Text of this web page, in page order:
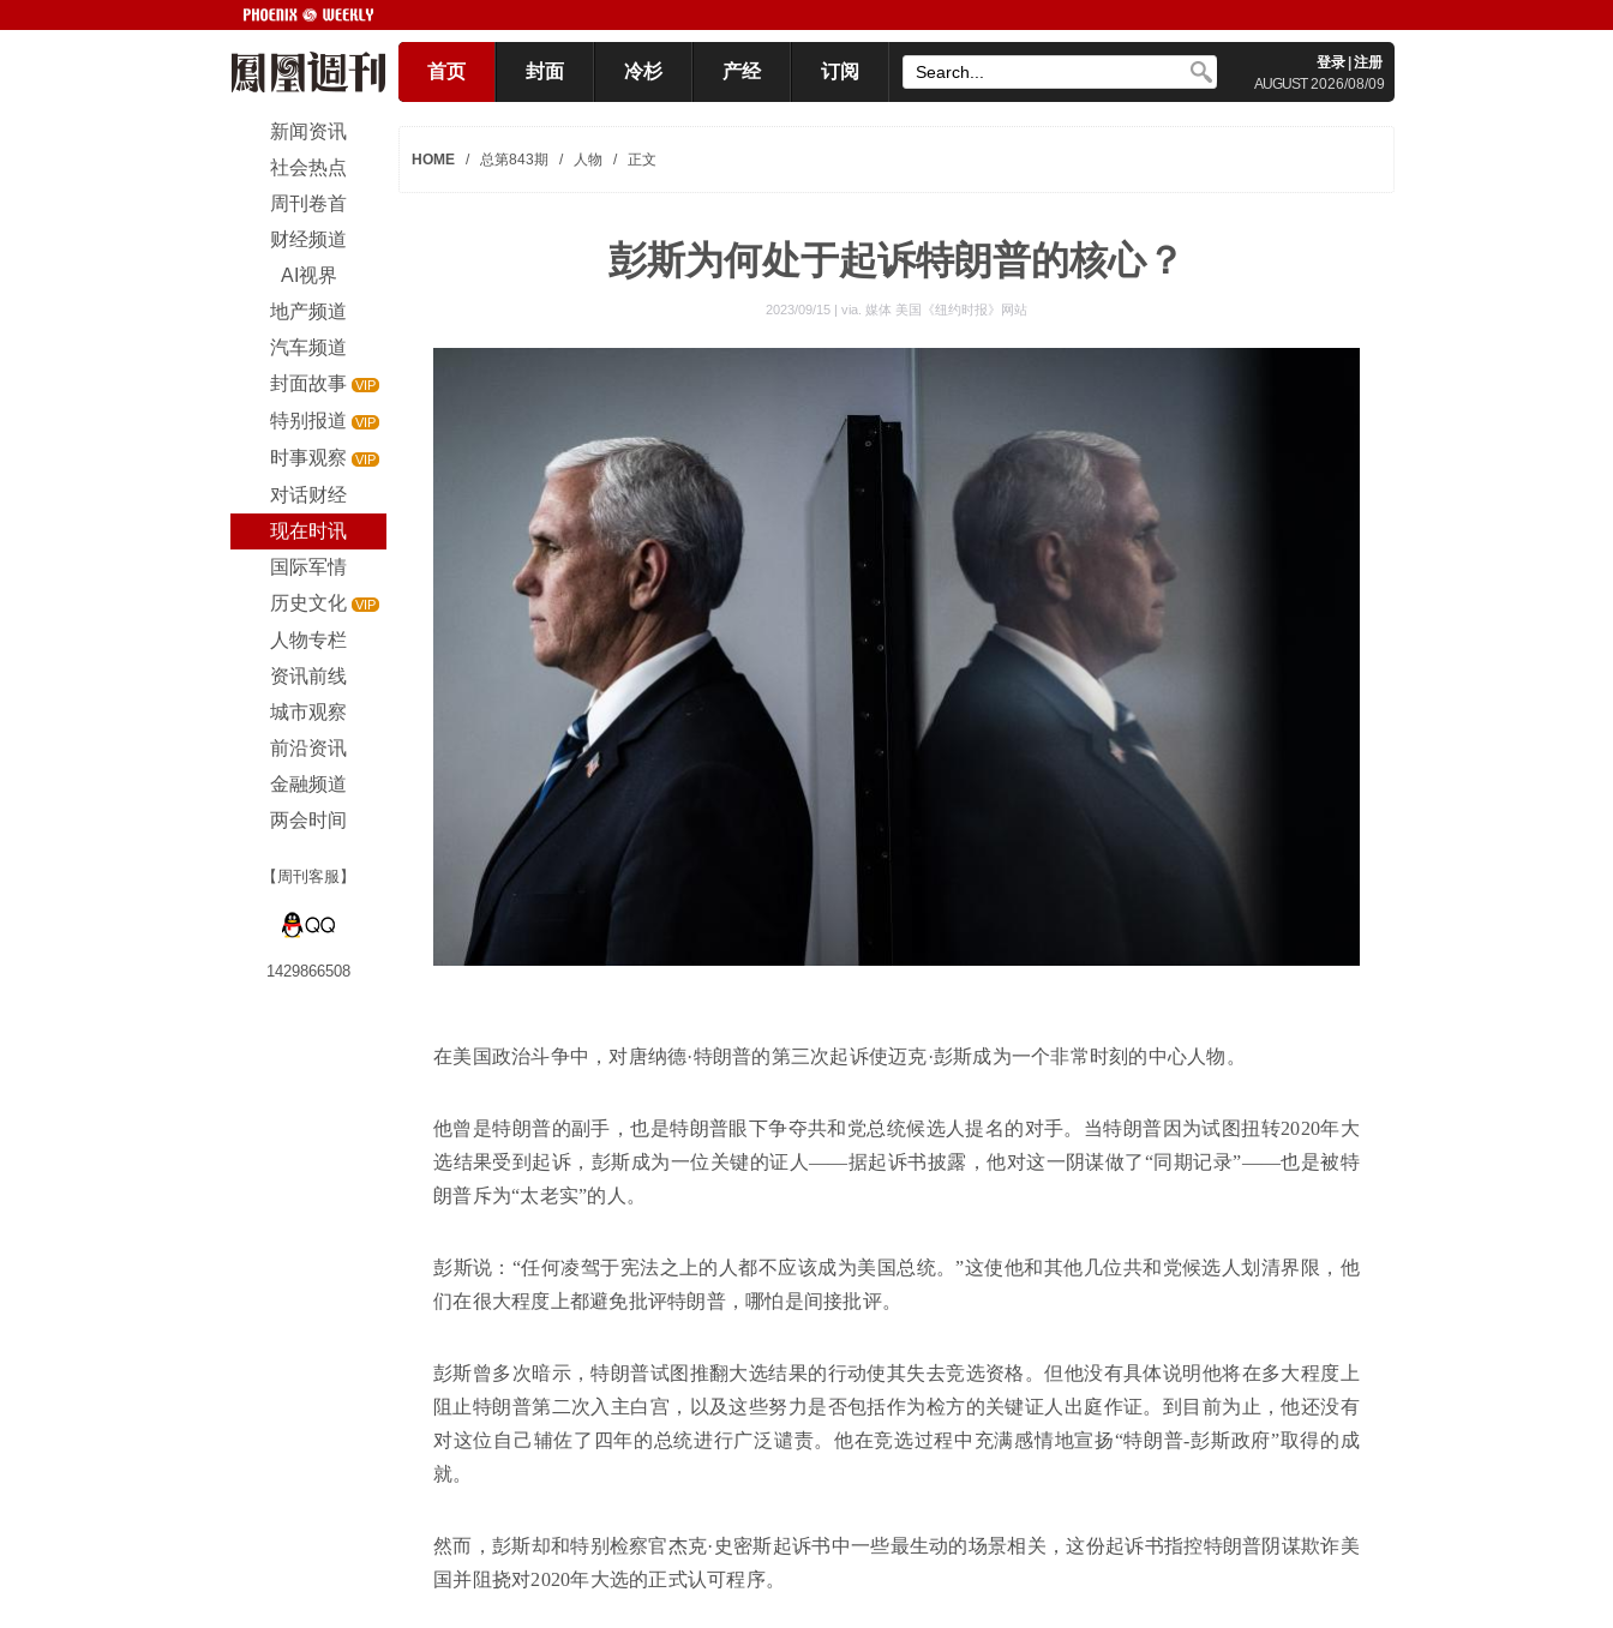
首页 封面 冷杉 产经 订阅 登录 注册
AUGUST2026/08/09
新闻资讯
社会热点
周刊卷首
财经频道
AI视界
地产频道
汽车频道
封面故事 VIP
特别报道 VIP
时事观察 VIP
对话财经
现在时讯
国际军情
历史文化 VIP
人物专栏
资讯前线
城市观察
前沿资讯
金融频道
两会时间
【周刊客服】
1429866508
HOME / 总第843期 / 人物 / 正文
彭斯为何处于起诉特朗普的核心？
2023/09/15 | via. 媒体 美国《纽约时报》网站
在美国政治斗争中，对唐纳德·特朗普的第三次起诉使迈克·彭斯成为一个非常时刻的中心人物。
他曾是特朗普的副手，也是特朗普眼下争夺共和党总统候选人提名的对手。当特朗普因为试图扭转2020年大
选结果受到起诉，彭斯成为一位关键的证人——据起诉书披露，他对这一阴谋做了“同期记录”——也是被特
朗普斥为“太老实”的人。
彭斯说：“任何凌驾于宪法之上的人都不应该成为美国总统。”这使他和其他几位共和党候选人划清界限，他
们在很大程度上都避免批评特朗普，哪怕是间接批评。
彭斯曾多次暗示，特朗普试图推翻大选结果的行动使其失去竞选资格。但他没有具体说明他将在多大程度上
阻止特朗普第二次入主白宫，以及这些努力是否包括作为检方的关键证人出庭作证。到目前为止，他还没有
对这位自己辅佐了四年的总统进行广泛谴责。他在竞选过程中充满感情地宣扬“特朗普-彭斯政府”取得的成
就。
然而，彭斯却和特别检察官杰克·史密斯起诉书中一些最生动的场景相关，这份起诉书指控特朗普阴谋欺诈美
国并阻挠对2020年大选的正式认可程序。